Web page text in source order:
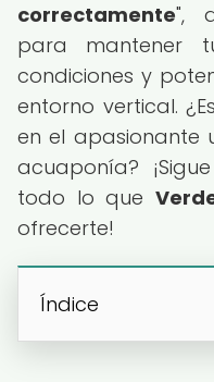
correctamente",
para mantener
condiciones y
entorno vertical.
en el apasionante
acuaponía?
todo lo que
ofrecerte!
Índice